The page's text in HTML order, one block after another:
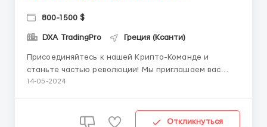
800-1500 $
DXA TradingPro Греция (Ксанти)
Присоединяйтесь к нашей Крипто-Команде и
станьте частью революции! Мы приглашаем вас
стать частью нашей команды профессионалов,
амбициозных людей, готовых создать будущее
14-05-2024
Откликнуться